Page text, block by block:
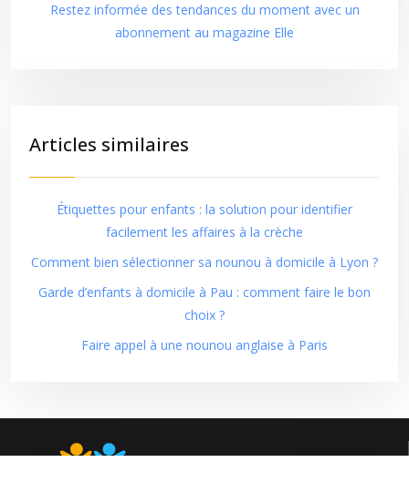
Restez informée des tendances du moment avec un
abonnement au magazine Elle
Articles similaires
Étiquettes pour enfants : la solution pour identifier
facilement les affaires à la crèche
Comment bien sélectionner sa nounou à domicile à Lyon ?
Garde d’enfants à domicile à Pau : comment faire le bon
choix ?
Faire appel à une nounou anglaise à Paris